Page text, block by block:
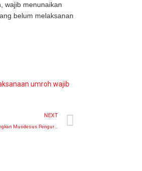
wajib menunaikan
belum melaksanan
umroh wajib
NEXT
6 Desa di Kotanopan Rampungkan Musdesus Pengurus Koperasi Merah Putih